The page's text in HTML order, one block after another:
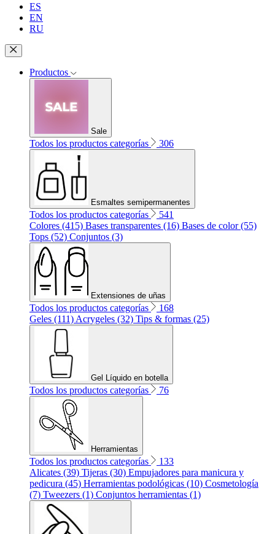
ES
EN
RU
Productos
Sale
Todos los productos categorías 306
Esmaltes semipermanentes
Todos los productos categorías
541
Colores (415) Bases transparentes (16) Bases de color (55)
Tops (52) Conjuntos (3)
Extensiones de uñas
Todos los productos categorías
168
Geles (111) Acrygeles (32) Tips & formas (25)
Gel Líquido en botella
Todos los productos categorías 76
Herramientas
Todos los productos categorías
133
Alicates (39) Tijeras (30) Empujadores para manicura y
pedicura (45) Herramientas podológicas (10) Cosmetología
(7) Tweezers (1) Conjuntos herramientas (1)